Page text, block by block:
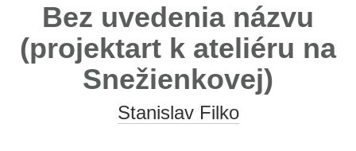
Bez uvedenia názvu
(projektart k ateliéru na
Snežienkovej)
Stanislav Filko